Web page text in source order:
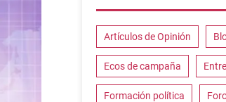
Artículos de Opinión
Ecos de campaña
Formación política